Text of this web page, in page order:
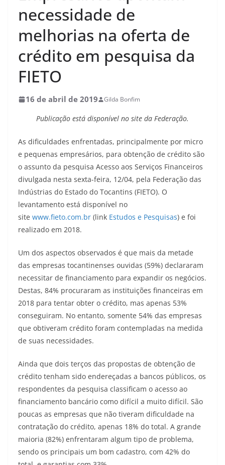
necessidade de
melhorias na oferta de
crédito em pesquisa da
FIETO
16 de abril de 2019 Gilda Bonfim
Publicação está disponível no site da Federação.
As dificuldades enfrentadas, principalmente por micro
e pequenas empresários, para obtenção de crédito são
o assunto da pesquisa Acesso aos Serviços Financeiros
divulgada nesta sexta-feira, 12/04, pela Federação das
Indústrias do Estado do Tocantins (FIETO). O
levantamento está disponível no
site www.fieto.com.br (link Estudos e Pesquisas) e foi
realizado em 2018.
Um dos aspectos observados é que mais da metade
das empresas tocantinenses ouvidas (59%) declararam
necessitar de financiamento para expandir os negócios.
Destas, 84% procuraram as instituições financeiras em
2018 para tentar obter o crédito, mas apenas 53%
conseguiram. No entanto, somente 54% das empresas
que obtiveram crédito foram contempladas na medida
de suas necessidades.
Ainda que dois terços das propostas de obtenção de
crédito tenham sido endereçadas a bancos públicos, os
respondentes da pesquisa classificam o acesso ao
financiamento bancário como difícil a muito difícil. São
poucas as empresas que não tiveram dificuldade na
contratação do crédito, apenas 18% do total. A grande
maioria (82%) enfrentaram algum tipo de problema,
sendo os principais um bom cadastro, com 42% do